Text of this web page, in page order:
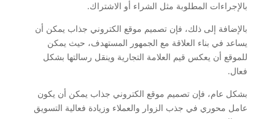
بالإجراءات المطلوبة مثل الشراء أو الاشتراك.
بالإضافة إلى ذلك، فإن تصميم موقع الكتروني جذاب يمكن أن
يساعد في بناء العلاقة مع الجمهور المستهدف، حيث يمكن
للموقع أن يعكس قيم العلامة التجارية وينقل رسالتها بشكل
فعال.
بشكل عام، فإن تصميم موقع الكتروني جذاب يمكن أن يكون
عامل محوري في جذب الزوار والعملاء وزيادة فعالية التسويق